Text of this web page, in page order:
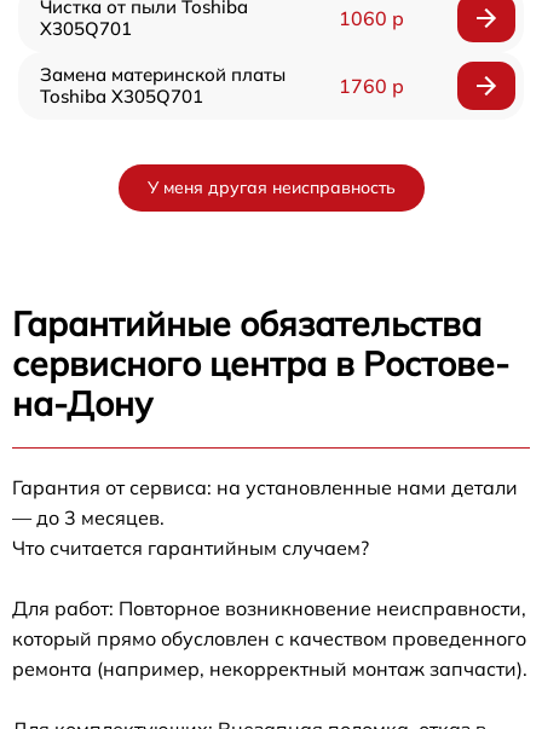
Чистка от пыли Toshiba
X305Q701
1060 р
Замена материнской платы
Toshiba X305Q701
1760 р
У меня другая неисправность
Гарантийные обязательства
сервисного центра в Ростове-
на-Дону
Гарантия от сервиса: на установленные нами детали
— до 3 месяцев.
Что считается гарантийным случаем?
Для работ: Повторное возникновение неисправности,
который прямо обусловлен с качеством проведенного
ремонта (например, некорректный монтаж запчасти).